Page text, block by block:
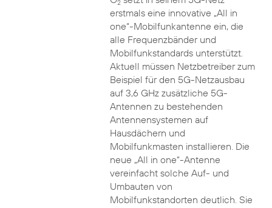
2
erstmals eine innovative „All in
one“-Mobilfunkantenne ein, die
alle Frequenzbänder und
Mobilfunkstandards unterstützt.
Aktuell müssen Netzbetreiber zum
Beispiel für den 5G-Netzausbau
auf 3,6 GHz zusätzliche 5G-
Antennen zu bestehenden
Antennensystemen auf
Hausdächern und
Mobilfunkmasten installieren. Die
neue „All in one“-Antenne
vereinfacht solche Auf- und
Umbauten von
Mobilfunkstandorten deutlich. Sie